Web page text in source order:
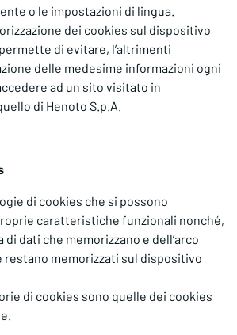
o le impostazioni di lingua.
dei cookies sul dispositivo
di evitare, l’altrimenti
delle medesime informazioni ogni
ad un sito visitato in
di Henoto S.p.A.
di cookies che si possono
caratteristiche funzionali nonché,
dati che memorizzano e dell’arco
restano memorizzati sul dispositivo
di cookies sono quelle dei cookies